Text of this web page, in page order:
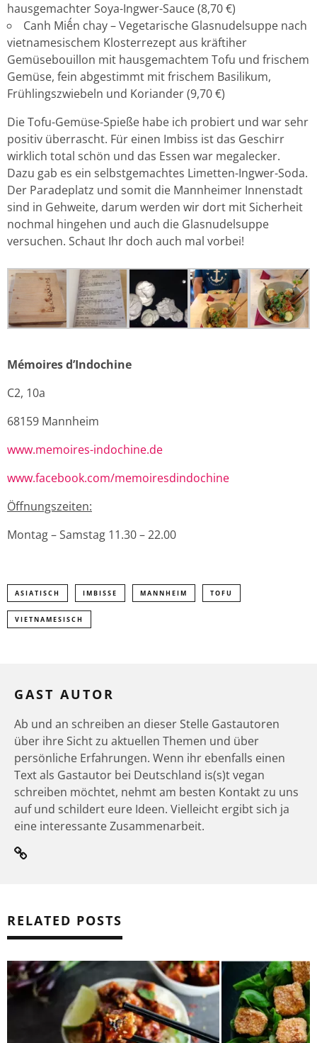
hausgemachter Soya-Ingwer-Sauce (8,70 €)
Canh Miến chay – Vegetarische Glasnudelsuppe nach
vietnamesischem Klosterrezept aus kräftiher
Gemüsebouillon mit hausgemachtem Tofu und frischem
Gemüse, fein abgestimmt mit frischem Basilikum,
Frühlingszwiebeln und Koriander (9,70 €)
Die Tofu-Gemüse-Spieße habe ich probiert und war sehr
positiv überrascht. Für einen Imbiss ist das Geschirr
wirklich total schön und das Essen war megalecker.
Dazu gab es ein selbstgemachtes Limetten-Ingwer-Soda.
Der Paradeplatz und somit die Mannheimer Innenstadt
sind in Gehweite, darum werden wir dort mit Sicherheit
nochmal hingehen und auch die Glasnudelsuppe
versuchen. Schaut Ihr doch auch mal vorbei!
Mémoires d’Indochine
C2, 10a
68159 Mannheim
www.memoires-indochine.de
www.facebook.com/memoiresdindochine
Öffnungszeiten:
Montag – Samstag 11.30 – 22.00
ASIATISCH IMBISSE MANNHEIM TOFU
VIETNAMESISCH
GAST AUTOR
Ab und an schreiben an dieser Stelle Gastautoren
über ihre Sicht zu aktuellen Themen und über
persönliche Erfahrungen. Wenn ihr ebenfalls einen
Text als Gastautor bei Deutschland is(s)t vegan
schreiben möchtet, nehmt am besten Kontakt zu uns
auf und schildert eure Ideen. Vielleicht ergibt sich ja
eine interessante Zusammenarbeit.
RELATED POSTS